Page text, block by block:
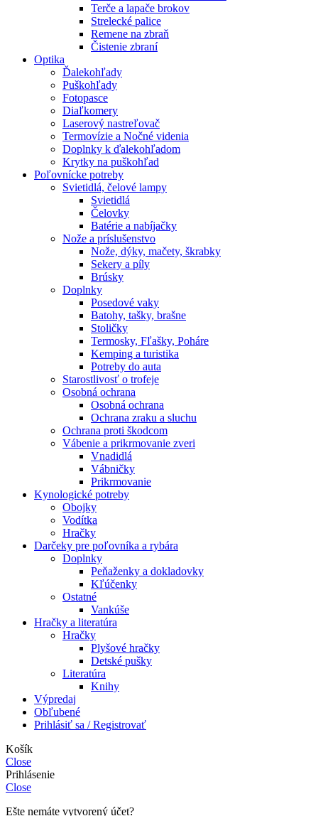
Terče a lapače brokov
Strelecké palice
Remene na zbraň
Čistenie zbraní
Optika
Ďalekohľady
Puškohľady
Fotopasce
Diaľkomery
Laserový nastreľovač
Termovízie a Nočné videnia
Doplnky k ďalekohľadom
Krytky na puškohľad
Poľovnícke potreby
Svietidlá, čelové lampy
Svietidlá
Čelovky
Batérie a nabíjačky
Nože a príslušenstvo
Nože, dýky, mačety, škrabky
Sekery a píly
Brúsky
Doplnky
Posedové vaky
Batohy, tašky, brašne
Stoličky
Termosky, Fľašky, Poháre
Kemping a turistika
Potreby do auta
Starostlivosť o trofeje
Osobná ochrana
Osobná ochrana
Ochrana zraku a sluchu
Ochrana proti škodcom
Vábenie a prikrmovanie zveri
Vnadidlá
Vábničky
Prikrmovanie
Kynologické potreby
Obojky
Vodítka
Hračky
Darčeky pre poľovníka a rybára
Doplnky
Peňaženky a dokladovky
Kľúčenky
Ostatné
Vankúše
Hračky a literatúra
Hračky
Plyšové hračky
Detské pušky
Literatúra
Knihy
Výpredaj
Obľubené
Prihlásiť sa / Registrovať
Košík
Close
Prihlásenie
Close
Ešte nemáte vytvorený účet?